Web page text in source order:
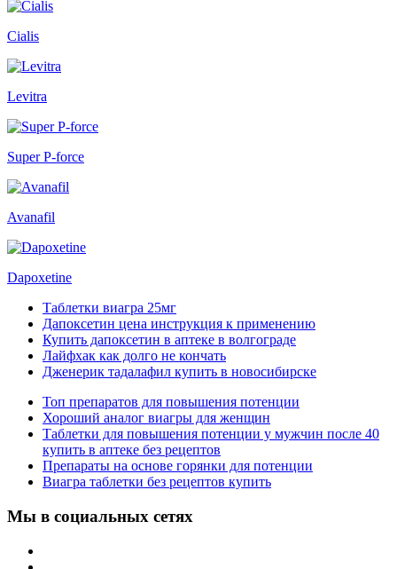
Cialis
Levitra
Super P-force
Avanafil
Dapoxetine
Таблетки виагра 25мг
Дапоксетин цена инструкция к применению
Купить дапоксетин в аптеке в волгограде
Лайфхак как долго не кончать
Дженерик тадалафил купить в новосибирске
Топ препаратов для повышения потенции
Хороший аналог виагры для женщин
Таблетки для повышения потенции у мужчин после 40
купить в аптеке без рецептов
Препараты на основе горянки для потенции
Виагра таблетки без рецептов купить
Мы в социальных сетях